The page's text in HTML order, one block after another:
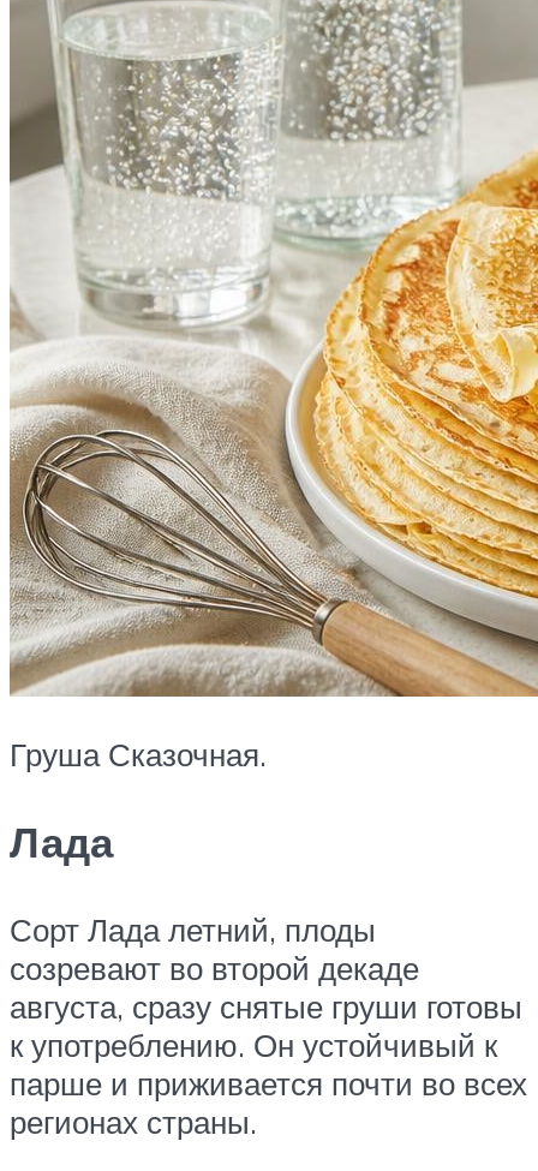
Груша Сказочная.
Лада
Сорт Лада летний, плоды
созревают во второй декаде
августа, сразу снятые груши готовы
к употреблению. Он устойчивый к
парше и приживается почти во всех
регионах страны.